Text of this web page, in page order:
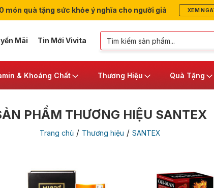
món quà tặng sức khỏe ý nghĩa cho người già XEM
Mãi Tin Mới Vivita
& Khoáng Chất Thương Hiệu Quà Tặng
PHẨM THƯƠNG HIỆU SANTEX
Trang chủ / Thương hiệu / SANTEX